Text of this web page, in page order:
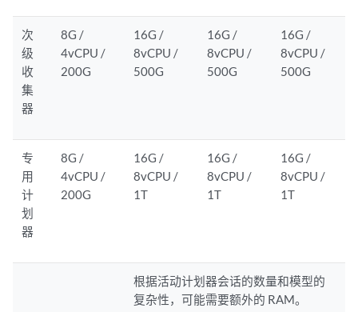
次
级
收
集
器
8G /
4vCPU /
200G
16G /
8vCPU /
500G
16G /
8vCPU /
500G
16G /
8vCPU /
500G
专
用
计
划
器
8G /
4vCPU /
200G
16G /
8vCPU /
1T
16G /
8vCPU /
1T
16G /
8vCPU /
1T
根据活动计划器会话的数量和模型的
复杂性，可能需要额外的 RAM。